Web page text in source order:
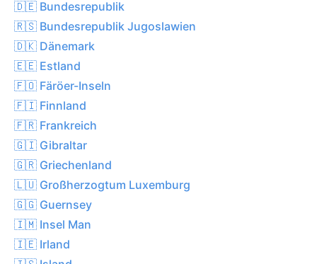
🇩🇪 Bundesrepublik
🇷🇸 Bundesrepublik Jugoslawien
🇩🇰 Dänemark
🇪🇪 Estland
🇫🇴 Färöer-Inseln
🇫🇮 Finnland
🇫🇷 Frankreich
🇬🇮 Gibraltar
🇬🇷 Griechenland
🇱🇺 Großherzogtum Luxemburg
🇬🇬 Guernsey
🇮🇲 Insel Man
🇮🇪 Irland